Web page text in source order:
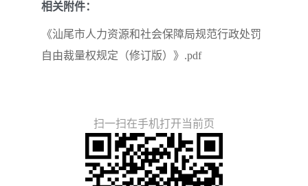
相关附件：
《汕尾市人力资源和社会保障局规范行政处罚
自由裁量权规定（修订版）》.pdf
扫一扫在手机打开当前页